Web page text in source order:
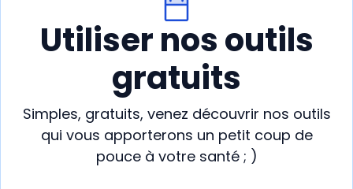
Utiliser nos outils
gratuits
Simples, gratuits, venez découvrir nos outils
qui vous apporterons un petit coup de
pouce à votre santé ; )